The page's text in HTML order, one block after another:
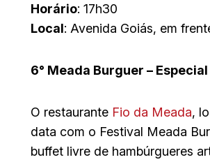
Horário: 17h30
Local: Avenida Goiás, em
6° Meada Burguer –
O restaurante Fio da Meada,
data com o Festival Meada
buffet livre de hambúrgueres